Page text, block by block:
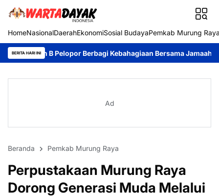
HomeNasionalDaerahEkonomiSosial BudayaPemkab Murung
BERITA HARI INIBerbagi Kebahagiaan Bersama Jamaah Masjid Al-Amin
Ad
Beranda Pemkab Murung Raya
Perpustakaan Murung Raya
Dorong Generasi Muda Melalui